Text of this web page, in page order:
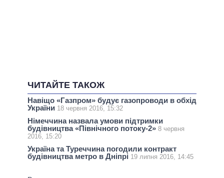
ЧИТАЙТЕ ТАКОЖ
Навіщо «Газпром» будує газопроводи в обхід
України 18 червня 2016, 15:32
Німеччина назвала умови підтримки
будівництва «Північного потоку-2» 8 червня
2016, 15:20
Україна та Туреччина погодили контракт
будівництва метро в Дніпрі 19 липня 2016, 14:45